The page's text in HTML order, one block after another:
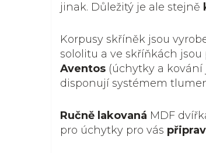
jinak. Důležitý je ale stejně
Korpusy skříněk jsou
sololitu a ve skříňkách
Aventos (úchytky a kování
disponují systémem
Ručně lakovaná MDF
pro úchytky pro vás